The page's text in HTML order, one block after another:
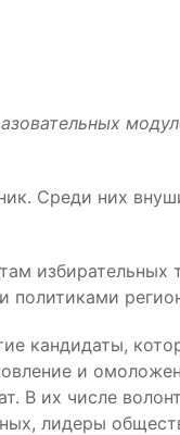
Среди них
политиками
кандидаты,
и
В их числе
лидеры